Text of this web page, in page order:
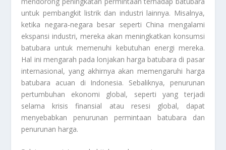
untuk pembangkit listrik dan industri lainnya. Misalnya,
ketika negara-negara besar seperti China mengalami
ekspansi industri, mereka akan meningkatkan konsumsi
batubara untuk memenuhi kebutuhan energi mereka.
Hal ini mengarah pada lonjakan harga batubara di pasar
internasional, yang akhirnya akan memengaruhi harga
batubara acuan di Indonesia. Sebaliknya, penurunan
pertumbuhan ekonomi global, seperti yang terjadi
selama krisis finansial atau resesi global, dapat
menyebabkan penurunan permintaan batubara dan
penurunan harga.